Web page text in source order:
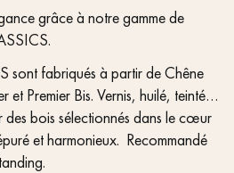
grâce à notre gamme de
sont fabriqués à partir de Chêne
et Premier Bis. Vernis, huilé, teinté…
des bois sélectionnés dans le cœur
et harmonieux. Recommandé